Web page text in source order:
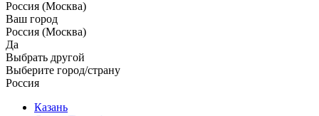
Россия (Москва)
Ваш город
Россия (Москва)
Да
Выбрать другой
Выберите город/страну
Россия
Казань